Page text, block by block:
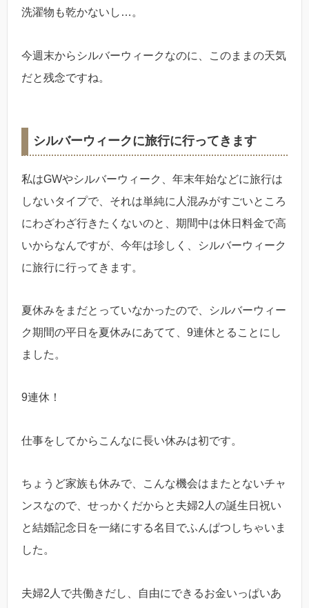
洗濯物も乾かないし…。
今週末からシルバーウィークなのに、このままの天気
だと残念ですね。
シルバーウィークに旅行に行ってきます
私はGWやシルバーウィーク、年末年始などに旅行は
しないタイプで、それは単純に人混みがすごいところ
にわざわざ行きたくないのと、期間中は休日料金で高
いからなんですが、今年は珍しく、シルバーウィーク
に旅行に行ってきます。
夏休みをまだとっていなかったので、シルバーウィー
ク期間の平日を夏休みにあてて、9連休とることにし
ました。
9連休！
仕事をしてからこんなに長い休みは初です。
ちょうど家族も休みで、こんな機会はまたとないチャ
ンスなので、せっかくだからと夫婦2人の誕生日祝い
と結婚記念日を一緒にする名目でふんぱつしちゃいま
した。
夫婦2人で共働きだし、自由にできるお金いっぱいあ